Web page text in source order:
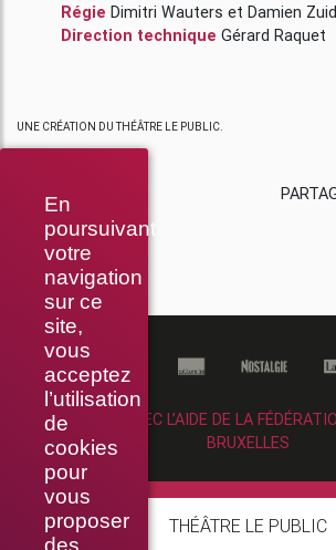
En
poursuivant
votre
navigation
sur ce
site,
vous
acceptez
l’utilisation
de
cookies
pour
vous
proposer
des
Régie Dimitri Wauters et Damien
Direction technique Gérard Raquet
UNE CRÉATION DU THÉÂTRE LE PUBLIC.
RÉALISÉ AVEC L’AIDE DE LA
BRUXELLES
THÉÂTRE LE PUBLIC